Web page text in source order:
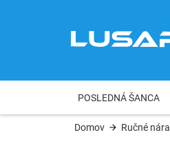
POSLEDNÁ ŠANCA
Domov Ručné